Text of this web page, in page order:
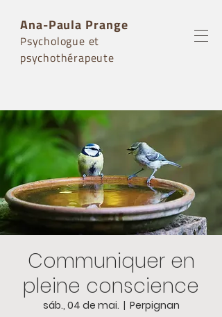
Ana-Paula Prange
Psychologue et
psychothérapeute
Communiquer en
pleine conscience
sáb., 04 de mai.
  |
Perpignan